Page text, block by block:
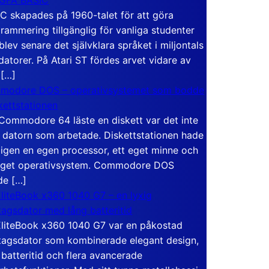
skapades på 1960-talet för att göra
tillgänglig för vanliga studenter
senare det självklara språket i miljontals
På Atari ST fördes arvet vidare av
[…]
DOS – operativsystemet som bodde
64 läste en diskett var det inte
datorn som arbetade. Diskettstationen hade
en egen processor, ett eget minne och
operativsystem. Commodore DOS
[…]
x360 1040 G7 – en lyxig
med lång batteritid
x360 1040 G7 var en påkostad
som kombinerade elegant design,
och flera avancerade